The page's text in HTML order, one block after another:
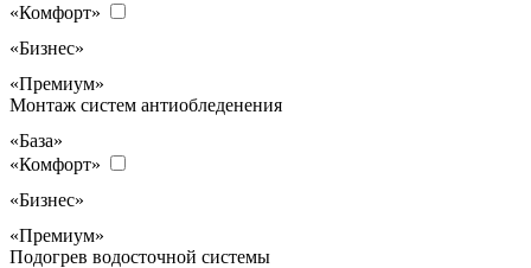
«Комфорт»
«Бизнес»
«Премиум»
Монтаж систем антиобледенения
«База»
«Комфорт»
«Бизнес»
«Премиум»
Подогрев водосточной системы